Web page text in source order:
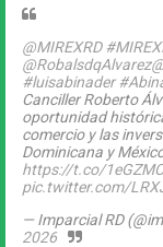
@MIREXRD
@RobalsdqAlvarez
#luisabinader
Canciller Roberto
oportunidad
comercio y las
Dominicana y
https://t.co/
pic.twitter.com/
— Imparcial RD
2026